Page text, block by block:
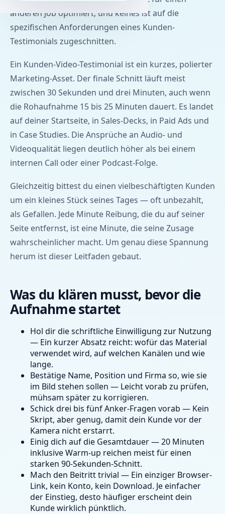
anderen Job optimiert, und keines ist auf die
spezifischen Anforderungen eines Kunden-
Testimonials zugeschnitten.
Ein Kunden-Video-Testimonial ist ein kurzes, polierter
Marketing-Asset. Der finale Schnitt läuft meist
zwischen 30 Sekunden und drei Minuten, auch wenn
die Rohaufnahme 15 bis 25 Minuten dauert. Es landet
auf deiner Startseite, in Sales-Decks, in Paid Ads und
in Case Studies. Die Ansprüche an Audio- und
Videoqualität liegen deutlich höher als bei einem
internen Call oder einer Podcast-Folge.
Gleichzeitig bittest du einen vielbeschäftigten Kunden
um ein kleines Stück seines Tages — oft unbezahlt,
als Gefallen. Jede Minute Reibung, die du auf seiner
Seite entfernst, ist eine Minute, die seine Zusage
wahrscheinlicher macht. Um genau diese Spannung
herum ist dieser Leitfaden gebaut.
Was du klären musst, bevor die
Aufnahme startet
Hol dir die schriftliche Einwilligung zur Nutzung
— Ein kurzer Absatz reicht: wofür das Material
verwendet wird, auf welchen Kanälen und wie
lange.
Bestätige Name, Position und Firma so, wie sie
im Bild stehen sollen — Leicht vorab zu prüfen,
mühsam später zu korrigieren.
Schick drei bis fünf Anker-Fragen vorab — Kein
Skript, aber genug, damit dein Kunde vor der
Kamera nicht erstarrt.
Einig dich auf die Gesamtdauer — 20 Minuten
inklusive Warm-up reichen meist für einen
starken 90-Sekunden-Schnitt.
Mach den Beitritt trivial — Ein einziger Browser-
Link, kein Konto, kein Download. Je einfacher
der Einstieg, desto häufiger erscheint dein
Kunde wirklich pünktlich.